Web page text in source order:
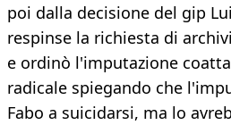
poi dalla decisione del gip
respinse la richiesta di
e ordinò l'imputazione
radicale spiegando che
Fabo a suicidarsi, ma lo